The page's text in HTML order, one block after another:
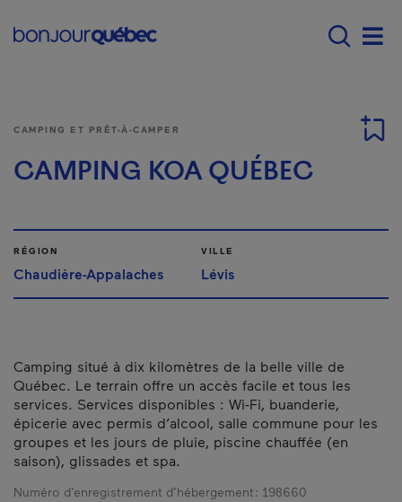
Main navigation -
CAMPING ET PRÊT-À-CAMPER
CAMPING KOA QUÉBEC
RÉGION
Chaudière-Appalaches
VILLE
Lévis
Camping situé à dix kilomètres de la belle ville de
Québec. Le terrain offre un accès facile et tous les
services. Services disponibles : Wi-Fi, buanderie,
épicerie avec permis d’alcool, salle commune pour les
groupes et les jours de pluie, piscine chauffée (en
saison), glissades et spa.
Numéro d’enregistrement d’hébergement : 198660